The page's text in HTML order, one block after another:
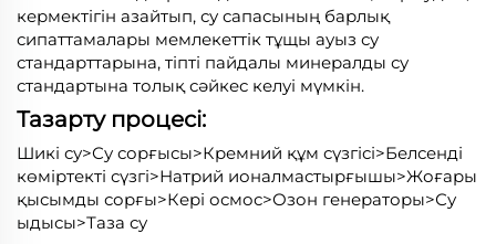
кермектігін азайтып, су сапасының барлық
сипаттамалары мемлекеттік тұщы ауыз су
стандарттарына, тіпті пайдалы минералды су
стандартына толық сәйкес келуі мүмкін.
Тазарту процесі:
Шикі су>Су сорғысы>Кремний құм сүзгісі>Белсенді
көміртекті сүзгі>Натрий ионалмастырғышы>Жоғары
қысымды сорғы>Кері осмос>Озон генераторы>Су
ыдысы>Таза су